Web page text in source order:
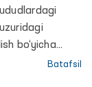
bo‘yicha
Samarqand,
Batafsil